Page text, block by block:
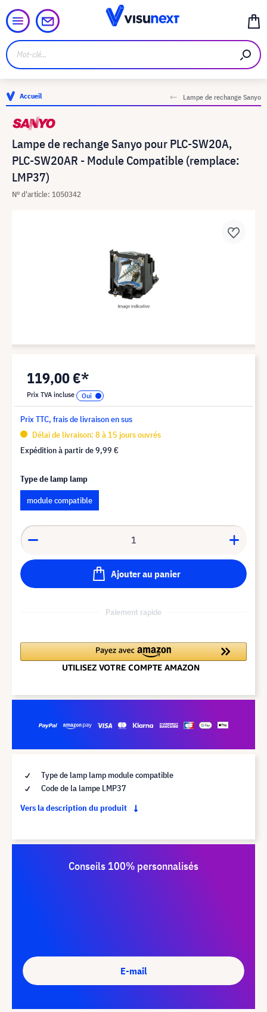
Accueil Lampe de rechange Sanyo
Lampe de rechange Sanyo pour PLC-SW20A,
PLC-SW20AR - Module Compatible (remplace:
LMP37)
N° d'article: 1050342
119,00 €*
Prix TVA incluse
Prix TTC, frais de livraison en sus
Délai de livraison: 8 à 15 jours ouvrés
Expédition à partir de9,99 €
Type de lamp lamp
module compatible
Ajouter au panier
Paiement rapide
Type de lamp lamp module compatible
Code de la lampe LMP37
Vers la description du produit
Conseils 100% personnalisés
E-mail